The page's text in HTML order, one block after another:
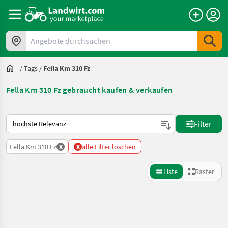
Angebote durchsuchen
/Tags / Fella Km 310 Fz
Fella Km 310 Fz gebraucht kaufen & verkaufen
So wird auf Landwirt.com sortiert
Filter
Fella Km 310 Fz x x alle Filter löschen
Liste Raster